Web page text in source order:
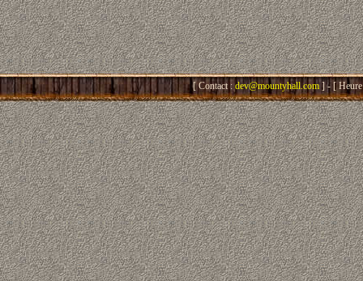
[ Contact : dev@mountyhall.com] - [ Heure